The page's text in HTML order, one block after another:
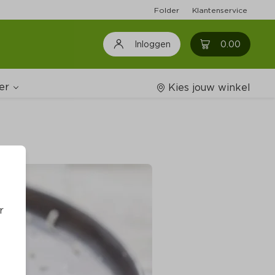
Folder Klantenservice
Inloggen 0.00 0
Kies jouw winkel